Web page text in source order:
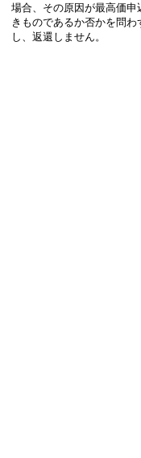
場合、その原因が最高価
きものであるか否かを問
し、返還しません。